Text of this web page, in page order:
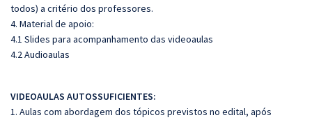
todos) a critério dos professores.
4. Material de apoio:
4.1 Slides para acompanhamento das videoaulas
4.2 Audioaulas
VIDEOAULAS AUTOSSUFICIENTES:
1. Aulas com abordagem dos tópicos previstos no edital, após